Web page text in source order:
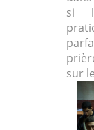
si
sur